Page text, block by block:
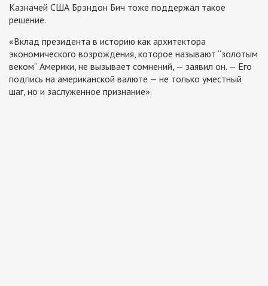
Казначей США Брэндон Бич тоже поддержал такое
решение.
«Вклад президента в историю как архитектора
экономического возрождения, которое называют “золотым
веком” Америки, не вызывает сомнений, — заявил он. — Его
подпись на американской валюте — не только уместный
шаг, но и заслуженное признание».